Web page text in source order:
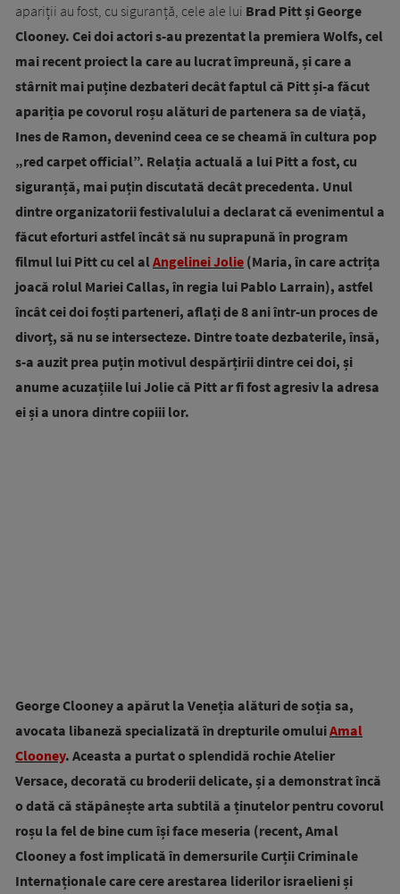
apariții au fost, cu siguranță, cele ale lui Brad Pitt și George
Clooney. Cei doi actori s-au prezentat la premiera Wolfs, cel
mai recent proiect la care au lucrat împreună, și care a
stârnit mai puține dezbateri decât faptul că Pitt și-a făcut
apariția pe covorul roșu alături de partenera sa de viață,
Ines de Ramon, devenind ceea ce se cheamă în cultura pop
„red carpet official”. Relația actuală a lui Pitt a fost, cu
siguranță, mai puțin discutată decât precedenta. Unul
dintre organizatorii festivalului a declarat că evenimentul a
făcut eforturi astfel încât să nu suprapună în program
filmul lui Pitt cu cel al Angelinei Jolie (Maria, în care actrița
joacă rolul Mariei Callas, în regia lui Pablo Larrain), astfel
încât cei doi foști parteneri, aflați de 8 ani într-un proces de
divorț, să nu se intersecteze. Dintre toate dezbaterile, însă,
s-a auzit prea puțin motivul despărțirii dintre cei doi, și
anume acuzațiile lui Jolie că Pitt ar fi fost agresiv la adresa
ei și a unora dintre copiii lor.
George Clooney a apărut la Veneția alături de soția sa,
avocata libaneză specializată în drepturile omuluiAmal
Clooney. Aceasta a purtat o splendidă rochie Atelier
Versace, decorată cu broderii delicate, și a demonstrat încă
o dată că stăpânește arta subtilă a ținutelor pentru covorul
roșu la fel de bine cum își face meseria (recent, Amal
Clooney a fost implicată în demersurile Curții Criminale
Internaționale care cere arestarea liderilor israelieni și